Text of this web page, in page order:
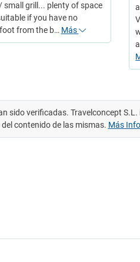
small grill... plenty of space
if you have no
from the b… Más
sido verificadas. Travelconcept
contenido de las mismas. Más